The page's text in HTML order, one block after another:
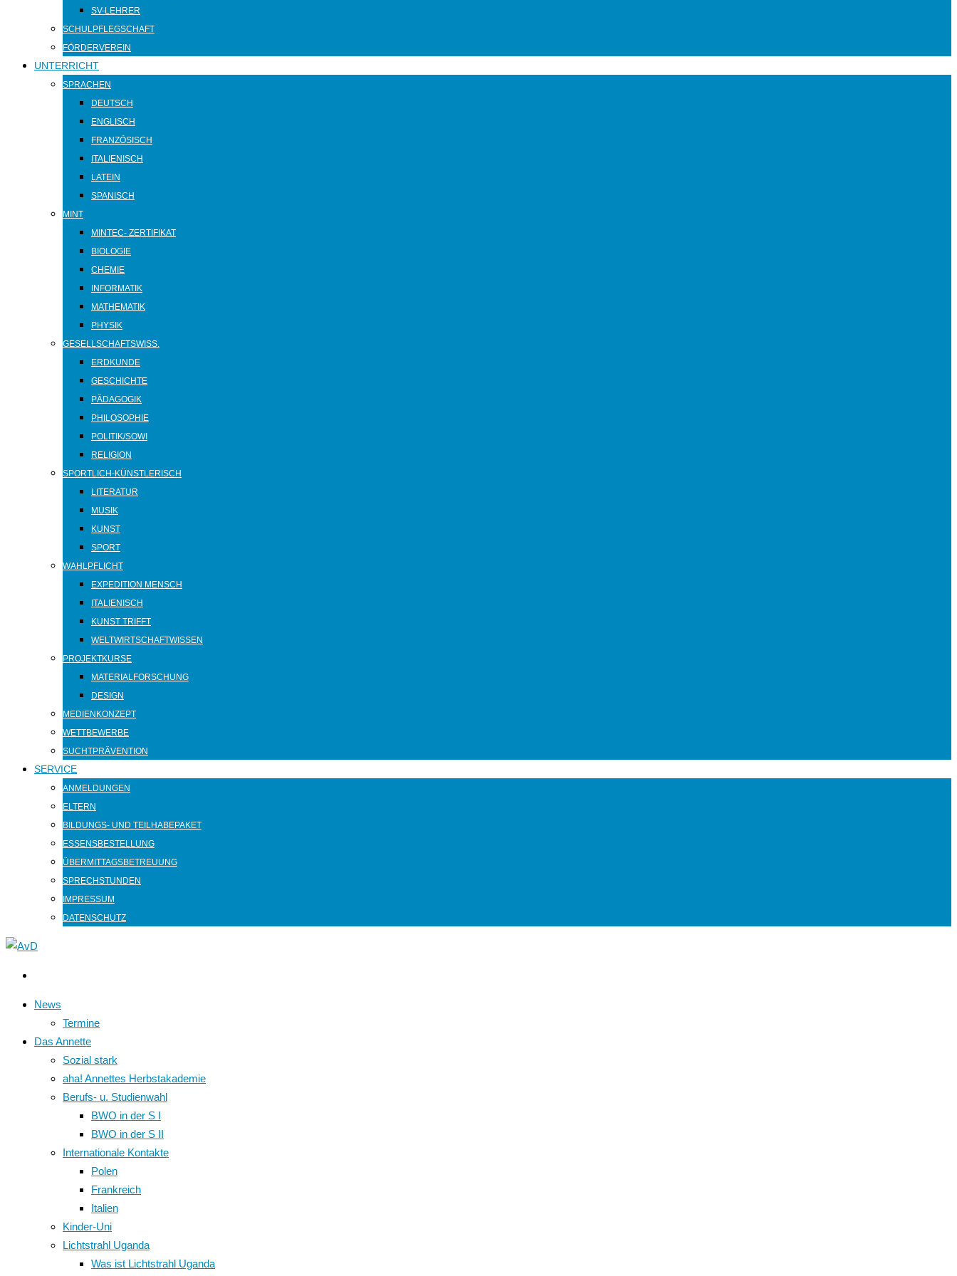
SV-LEHRER
SCHULPFLEGSCHAFT
FÖRDERVEREIN
UNTERRICHT
SPRACHEN
DEUTSCH
ENGLISCH
FRANZÖSISCH
ITALIENISCH
LATEIN
SPANISCH
MINT
MINTEC- ZERTIFIKAT
BIOLOGIE
CHEMIE
INFORMATIK
MATHEMATIK
PHYSIK
GESELLSCHAFTSWISS.
ERDKUNDE
GESCHICHTE
PÄDAGOGIK
PHILOSOPHIE
POLITIK/SOWI
RELIGION
SPORTLICH-KÜNSTLERISCH
LITERATUR
MUSIK
KUNST
SPORT
WAHLPFLICHT
EXPEDITION MENSCH
ITALIENISCH
KUNST TRIFFT
WELTWIRTSCHAFTWISSEN
PROJEKTKURSE
MATERIALFORSCHUNG
DESIGN
MEDIENKONZEPT
WETTBEWERBE
SUCHTPRÄVENTION
SERVICE
ANMELDUNGEN
ELTERN
BILDUNGS- UND TEILHABEPAKET
ESSENSBESTELLUNG
ÜBERMITTAGSBETREUUNG
SPRECHSTUNDEN
IMPRESSUM
DATENSCHUTZ
News
Termine
Das Annette
Sozial stark
aha! Annettes Herbstakademie
Berufs- u. Studienwahl
BWO in der S I
BWO in der S II
Internationale Kontakte
Polen
Frankreich
Italien
Kinder-Uni
Lichtstrahl Uganda
Was ist Lichtstrahl Uganda